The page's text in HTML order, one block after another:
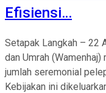
Efisiensi…
Setapak Langkah – 22
dan Umrah
jumlah seremonial
Kebijakan ini